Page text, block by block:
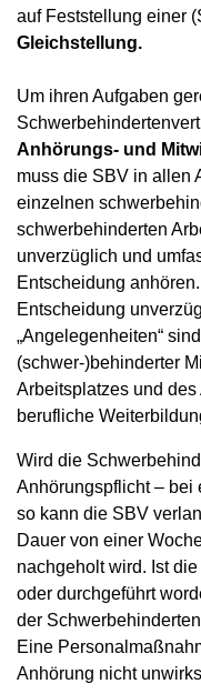
auf Feststellung einer
Gleichstellung.
Um ihren Aufgaben
Anhörungs- und
muss die SBV in allen
einzelnen
schwerbehinderten
unverzüglich und
Entscheidung
Entscheidung
„Angelegenheiten“
(schwer-)behinderter
Arbeitsplatzes und
berufliche
Wird die
Anhörungspflicht – bei
so kann die SBV
Dauer von einer
nachgeholt wird. Ist
oder durchgeführt
der
Eine
Anhörung nicht